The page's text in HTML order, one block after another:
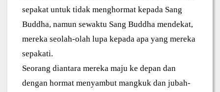
sepakat untuk tidak menghormat kepada Sang
Buddha, namun sewaktu Sang Buddha mendekat,
mereka seolah-olah lupa kepada apa yang mereka
sepakati.
Seorang diantara mereka maju ke depan dan
dengan hormat menyambut mangkuk dan jubah-